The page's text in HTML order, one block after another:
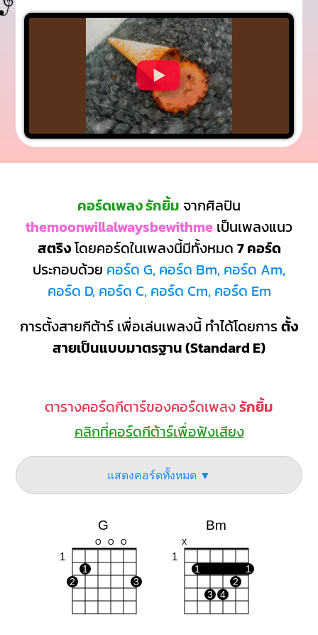
คอร์ดเพลง รักยิ้ม จากศิลปิน
themoonwillalwaysbewithme เป็นเพลงแนว
สตริงโดยคอร์ดในเพลงนี้มีทั้งหมด 7 คอร์ด
ประกอบด้วย คอร์ด G, คอร์ด Bm, คอร์ด Am,
คอร์ด D, คอร์ด C, คอร์ด Cm, คอร์ด Em
การตั้งสายกีต้าร์ เพื่อเล่นเพลงนี้ ทำได้โดยการตั้ง
สายเป็นแบบมาตรฐาน (Standard E)
ตารางคอร์ดกีตาร์ของคอร์ดเพลงรักยิ้ม
คลิกที่คอร์ดกีต้าร์เพื่อฟังเสียง
แสดงคอร์ดทั้งหมด ▼
G
O O O
1
1
2
3
Bm
X
1
1
1
2
3
4